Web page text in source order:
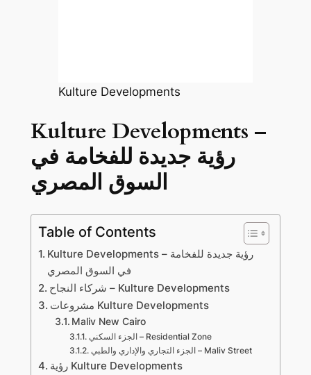
Kulture Developments
Kulture Developments –
رؤية جديدة للفخامة في
السوق المصري
Table of Contents
Kulture Developments – رؤية جديدة للفخامة
في السوق المصري
شركاء النجاح – Kulture Developments
مشروعات Kulture Developments
Maliv New Cairo
الجزء السكني – Residential Zone
الجزء التجاري والإداري والطبي – Maliv Street
رؤية Kulture Developments